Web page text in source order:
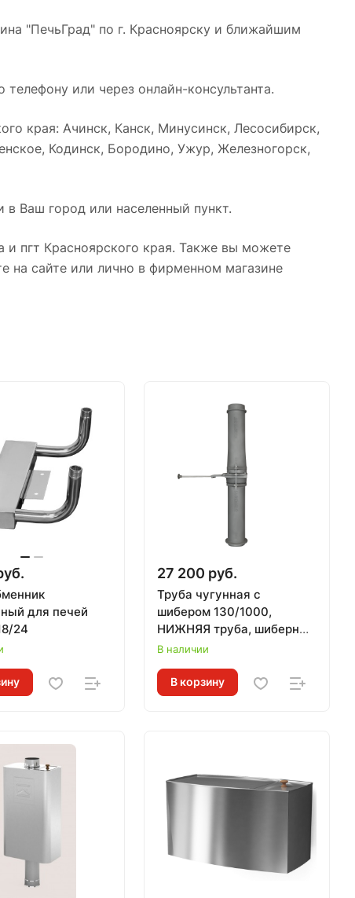
"ПечьГрад" по г. Красноярску и ближайшим
или через онлайн-консультанта.
края: Ачинск, Канск, Минусинск, Лесосибирск,
Кодинск, Бородино, Ужур, Железногорск,
Ваш город или населенный пункт.
и пгт Красноярского края. Также вы можете
на сайте или лично в фирменном магазине
для печей
24
27 200 руб.
Труба чугунная с
шибером 130/1000,
НИЖНЯЯ труба, шиберный
блок, ВЕРХНЯЯ труба,
В наличии
В корзину